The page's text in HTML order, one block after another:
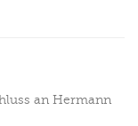
an Hermann